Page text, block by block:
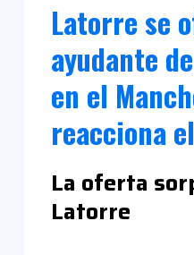
Latorre se
ayudante
en el
reacciona
La oferta
Latorre